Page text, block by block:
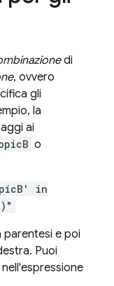
di
, ovvero
gli
la
ai
o
in
parentesi e poi
Puoi